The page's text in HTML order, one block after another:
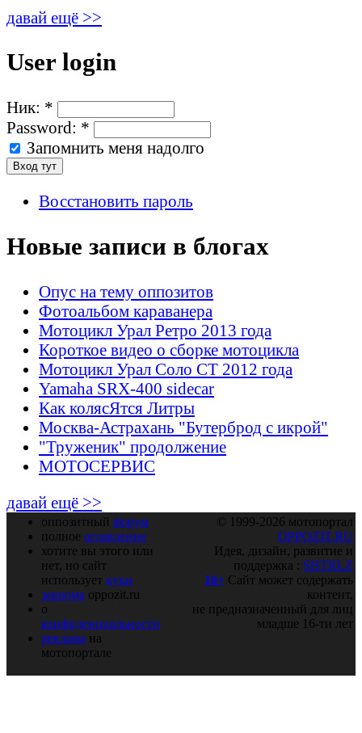
давай ещё >>
User login
Ник: *
Password: *
Запомнить меня надолго
Восстановить пароль
Новые записи в блогах
Опус на тему оппозитов
Фотоальбом караванера
Мотоцикл Урал Ретро 2013 года
Короткое видео о сборке мотоцикла
Мотоцикл Урал Соло СТ 2012 года
Yamaha SRX-400 sidecar
Как колясЯтся Литры
Москва-Астрахань "Бутерброд с икрой"
"Труженик" продолжение
МОТОСЕРВИС
давай ещё >>
оппозитный форум
полное оглавление
хотите вы этого или
нет, но сайт
использует куки
закрома oppozit.ru
о
конфиденциальности
реклама на
мотопортале
© 1999-2026 мотопортал
OPPOZIT.RU
Идея, дизайн, развитие и
поддержка : SHTRLZ
16+ Сайт может содержать
контент,
не предназначенный для лиц
младше 16-ти лет